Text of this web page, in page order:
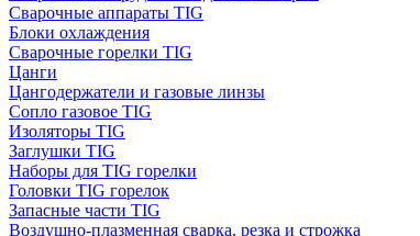
Сварочные аппараты TIG
Блоки охлаждения
Сварочные горелки TIG
Цанги
Цангодержатели и газовые линзы
Сопло газовое TIG
Изоляторы TIG
Заглушки TIG
Наборы для TIG горелки
Головки TIG горелок
Запасные части TIG
Воздушно-плазменная сварка, резка и строжка